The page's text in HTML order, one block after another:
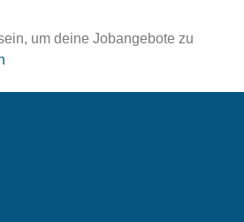
um deine Jobangebote zu